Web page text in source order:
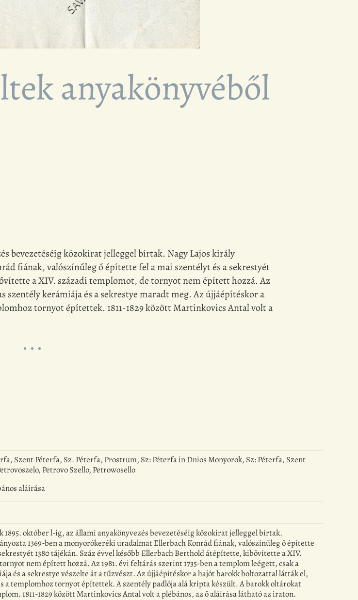
anyakönyvéből
bevezetéséig közokirat jelleggel bírtak. Nagy Lajos király
fiának, valószínűleg ő építette fel a mai szentélyt és a sekrestyét
a XIV. századi templomot, de tornyot nem épített hozzá. Az
szentély kerámiája és a sekrestye maradt meg. Az újjáépítéskor a
tornyot építettek. 1811-1829 között Martinkovics Antal volt a
Szent Péterfa, Sz. Péterfa, Prostrum, Sz: Péterfa in Dnios Monyorok, Sz: Péterfa, Szent
Petrovo Szello, Petrowosello
aláírása
1895. október l-ig, az állami anyakönyvezés bevezetéséig közokirat jelleggel bírtak.
1369-ben a monyorókeréki uradalmat Ellerbach Konrád fiának, valószínűleg ő építette
1380 tájékán. Száz évvel később Ellerbach Berthold átépítette, kibővítette a XIV.
nem épített hozzá. Az 1981. évi feltárás szerint 1735-ben a templom leégett, csak a
és a sekrestye vészelte át a tűzvészt. Az újjáépítéskor a hajót barokk boltozattal látták el,
a templomhoz tornyot építettek. A szentély padlója alá kripta készült. A barokk oltárokat
1811-1829 között Martinkovics Antal volt a plébános, az ő aláírása látható az iraton.